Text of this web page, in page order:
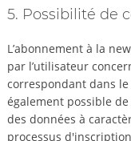
5. Possibilité de
L’abonnement à la
par l’utilisateur
correspondant dans
également possible
des données à
processus